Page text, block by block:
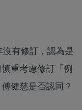
有修訂，認為是
重考慮修訂「例
健慈是否認同？